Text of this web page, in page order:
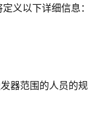
义以下详细信息：
器范围的人员的规